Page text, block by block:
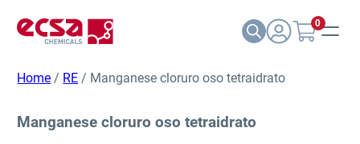
0
Home / RE / Manganese cloruro oso tetraidrato
Manganese cloruro oso tetraidrato